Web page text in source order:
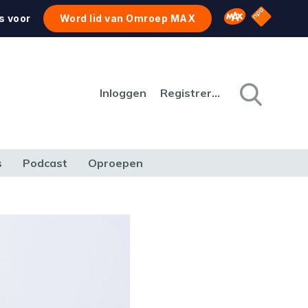
voor Word lid van Omroep MAX Omroep MAX
NPO
Inloggen Registreren
Podcast Oproepen